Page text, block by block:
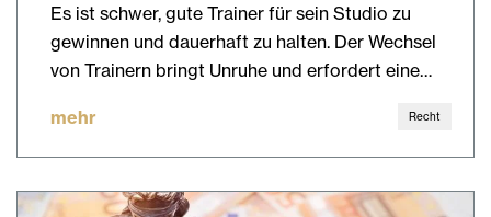
Es ist schwer, gute Trainer für sein Studio zu
gewinnen und dauerhaft zu halten. Der Wechsel
von Trainern bringt Unruhe und erfordert eine…
mehr Recht